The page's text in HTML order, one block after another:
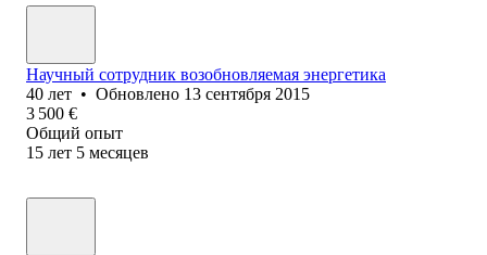
Научный сотрудник возобновляемая энергетика
40 лет • Обновлено 13 сентября 2015
3 500 €
Общий опыт
15 лет 5 месяцев